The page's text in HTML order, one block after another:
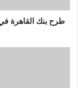
طرح بنك القاهرة